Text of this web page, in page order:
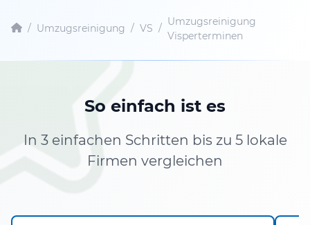
/ Umzugsreinigung / VS /
Umzugsreinigung
Visperterminen
So einfach ist es
In 3 einfachen Schritten bis zu 5 lokale
Firmen vergleichen